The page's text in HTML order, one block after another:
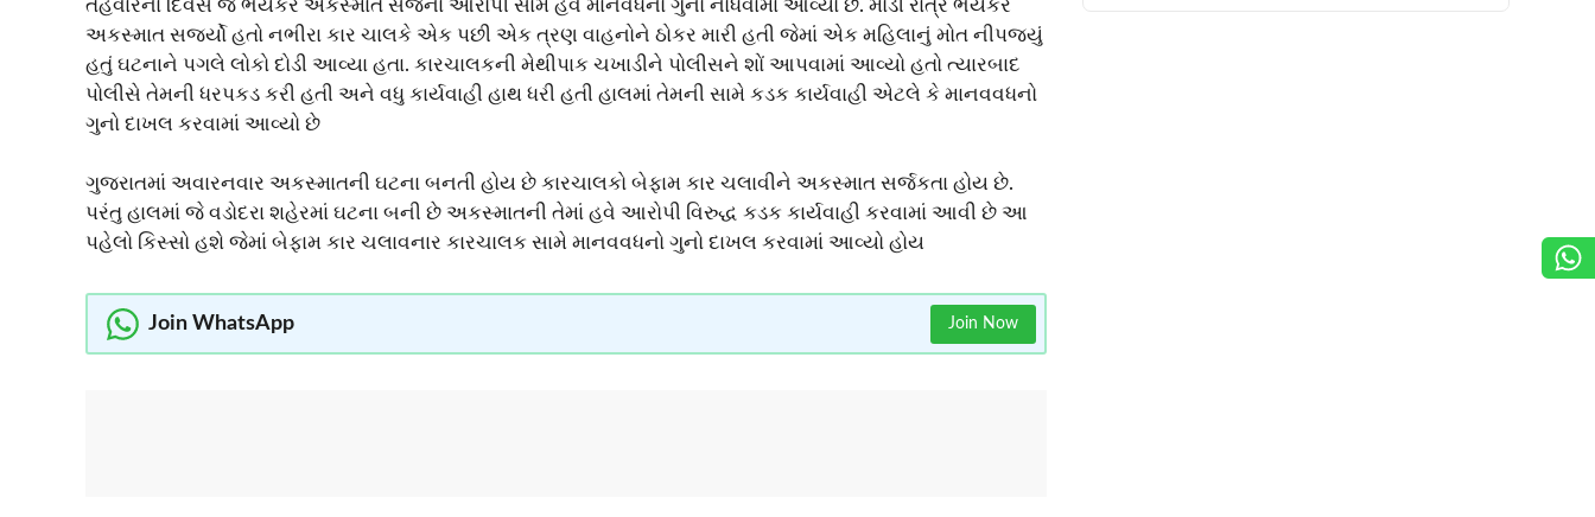
તહેવારના દિવસે જ ભયંકર અકસ્માત સર્જના આરોપી સામે હવે માનવધનો ગુનો નોંધવામાં આવ્યો છે. મોડી રાત્રે ભયંકર
અકસ્માત સર્જ્યો હતો નભીરા કાર ચાલકે એક પછી એક ત્રણ વાહનોને ઠોકર મારી હતી જેમાં એક મહિલાનું મોત નીપજ્યું
હતું ઘટનાને પગલે લોકો દોડી આવ્યા હતા. કારચાલકની મેથીપાક ચખાડીને પોલીસને શોં આપવામાં આવ્યો હતો ત્યારબાદ
પોલીસે તેમની ધરપકડ કરી હતી અને વધુ કાર્યવાહી હાથ ધરી હતી હાલમાં તેમની સામે કડક કાર્યવાહી એટલે કે માનવવધનો
ગુનો દાખલ કરવામાં આવ્યો છે
ગુજરાતમાં અવારનવાર અકસ્માતની ઘટના બનતી હોય છે કારચાલકો બેફામ કાર ચલાવીને અકસ્માત સર્જકતા હોય છે.
પરંતુ હાલમાં જે વડોદરા શહેરમાં ઘટના બની છે અકસ્માતની તેમાં હવે આરોપી વિરુદ્ધ કડક કાર્યવાહી કરવામાં આવી છે આ
પહેલો કિસ્સો હશે જેમાં બેફામ કાર ચલાવનાર કારચાલક સામે માનવવધનો ગુનો દાખલ કરવામાં આવ્યો હોય
Join WhatsApp Join Now